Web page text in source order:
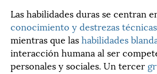
Las habilidades duras se centran
conocimiento y destrezas
mientras que lashabilidades
interacción humana al ser
personales y sociales. Un tercer